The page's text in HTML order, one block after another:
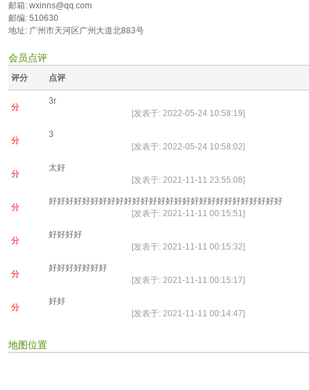
邮箱: wxinns@qq.com
邮编: 510630
地址: 广州市天河区广州大道北883号
会员点评
评分 点评
分
3r
[发表于: 2022-05-24 10:58:19]
分
3
[发表于: 2022-05-24 10:58:02]
分
太好
[发表于: 2021-11-11 23:55:08]
分
好好好好好好好好好好好好好好好好好好好好好好好好好好好好
[发表于: 2021-11-11 00:15:51]
分
好好好好
[发表于: 2021-11-11 00:15:32]
分
好好好好好好好
[发表于: 2021-11-11 00:15:17]
分
好好
[发表于: 2021-11-11 00:14:47]
地图位置